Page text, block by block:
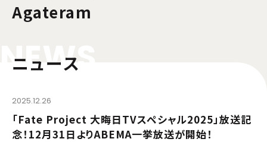
Agateram
NEWS
ニュース
2025.12.26
「Fate Project 大晦日TVスペシャル2025」放送記
念！12月31日よりABEMA一挙放送が開始！